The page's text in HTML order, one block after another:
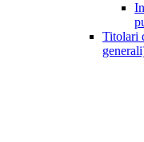
Titolari